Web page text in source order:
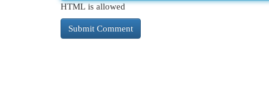
HTML is allowed